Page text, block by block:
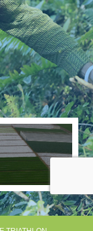
ツアーが開催